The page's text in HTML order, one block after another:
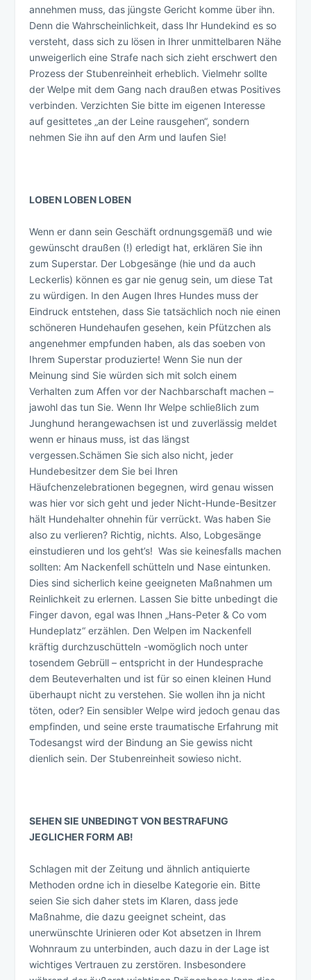
annehmen muss, das jüngste Gericht komme über ihn.
Denn die Wahrscheinlichkeit, dass Ihr Hundekind es so
versteht, dass sich zu lösen in Ihrer unmittelbaren Nähe
unweigerlich eine Strafe nach sich zieht erschwert den
Prozess der Stubenreinheit erheblich. Vielmehr sollte
der Welpe mit dem Gang nach draußen etwas Positives
verbinden. Verzichten Sie bitte im eigenen Interesse
auf gesittetes „an der Leine rausgehen“, sondern
nehmen Sie ihn auf den Arm und laufen Sie!
LOBEN LOBEN LOBEN
Wenn er dann sein Geschäft ordnungsgemäß und wie
gewünscht draußen (!) erledigt hat, erklären Sie ihn
zum Superstar. Der Lobgesänge (hie und da auch
Leckerlis) können es gar nie genug sein, um diese Tat
zu würdigen. In den Augen Ihres Hundes muss der
Eindruck entstehen, dass Sie tatsächlich noch nie einen
schöneren Hundehaufen gesehen, kein Pfützchen als
angenehmer empfunden haben, als das soeben von
Ihrem Superstar produzierte! Wenn Sie nun der
Meinung sind Sie würden sich mit solch einem
Verhalten zum Affen vor der Nachbarschaft machen –
jawohl das tun Sie. Wenn Ihr Welpe schließlich zum
Junghund herangewachsen ist und zuverlässig meldet
wenn er hinaus muss, ist das längst
vergessen.Schämen Sie sich also nicht, jeder
Hundebesitzer dem Sie bei Ihren
Häufchenzelebrationen begegnen, wird genau wissen
was hier vor sich geht und jeder Nicht-Hunde-Besitzer
hält Hundehalter ohnehin für verrückt. Was haben Sie
also zu verlieren? Richtig, nichts. Also, Lobgesänge
einstudieren und los geht’s! Was sie keinesfalls machen
sollten: Am Nackenfell schütteln und Nase eintunken.
Dies sind sicherlich keine geeigneten Maßnahmen um
Reinlichkeit zu erlernen. Lassen Sie bitte unbedingt die
Finger davon, egal was Ihnen „Hans-Peter & Co vom
Hundeplatz“ erzählen. Den Welpen im Nackenfell
kräftig durchzuschütteln -womöglich noch unter
tosendem Gebrüll – entspricht in der Hundesprache
dem Beuteverhalten und ist für so einen kleinen Hund
überhaupt nicht zu verstehen. Sie wollen ihn ja nicht
töten, oder? Ein sensibler Welpe wird jedoch genau das
empfinden, und seine erste traumatische Erfahrung mit
Todesangst wird der Bindung an Sie gewiss nicht
dienlich sein. Der Stubenreinheit sowieso nicht.
SEHEN SIE UNBEDINGT VON BESTRAFUNG
JEGLICHER FORM AB!
Schlagen mit der Zeitung und ähnlich antiquierte
Methoden ordne ich in dieselbe Kategorie ein. Bitte
seien Sie sich daher stets im Klaren, dass jede
Maßnahme, die dazu geeignet scheint, das
unerwünschte Urinieren oder Kot absetzen in Ihrem
Wohnraum zu unterbinden, auch dazu in der Lage ist
wichtiges Vertrauen zu zerstören. Insbesondere